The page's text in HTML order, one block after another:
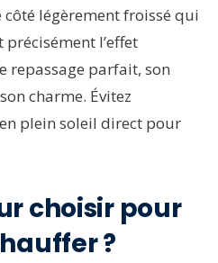
légèrement froissé qui
l’effet
repassage parfait, son
charme. Évitez
plein soleil direct pour
choisir pour
?